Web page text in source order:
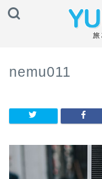
nemu011